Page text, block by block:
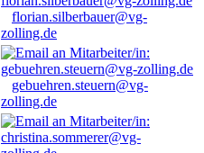
florian.silberbauer@vg-
zolling.de
gebuehren.steuern@vg-
zolling.de